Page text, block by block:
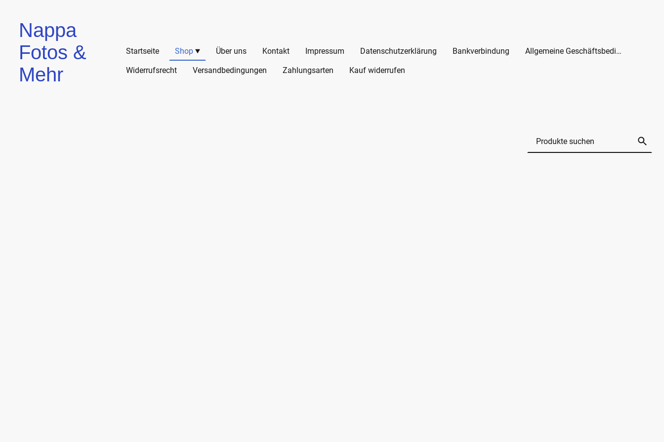
Nappa
Fotos &
Mehr
Startseite Shop Über uns Kontakt Impressum Datenschutzerklärung Bankverbindung Allgemeine Geschäftsbedingungen
Widerrufsrecht Versandbedingungen Zahlungsarten Kauf widerrufen